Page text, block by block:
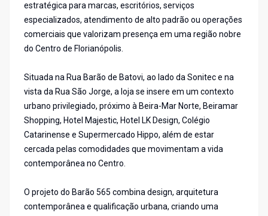
estratégica para marcas, escritórios, serviços
especializados, atendimento de alto padrão ou operações
comerciais que valorizam presença em uma região nobre
do Centro de Florianópolis.
Situada na Rua Barão de Batovi, ao lado da Sonitec e na
vista da Rua São Jorge, a loja se insere em um contexto
urbano privilegiado, próximo à Beira-Mar Norte, Beiramar
Shopping, Hotel Majestic, Hotel LK Design, Colégio
Catarinense e Supermercado Hippo, além de estar
cercada pelas comodidades que movimentam a vida
contemporânea no Centro.
O projeto do Barão 565 combina design, arquitetura
contemporânea e qualificação urbana, criando uma